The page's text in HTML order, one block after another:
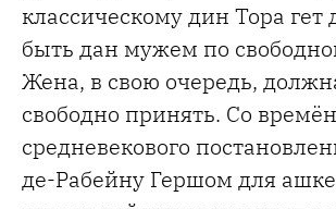
классическому дин Тора гет
быть дан мужем по
Жена, в свою очередь,
свободно принять. Со времён
средневекового
де-Рабейну Гершом для